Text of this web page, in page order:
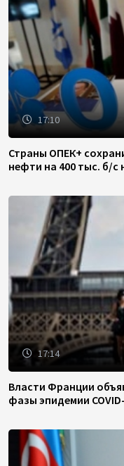
17:10
Страны ОПЕК+
нефти на 400 тыс. б/с
17:14
Власти Франции
фазы эпидемии